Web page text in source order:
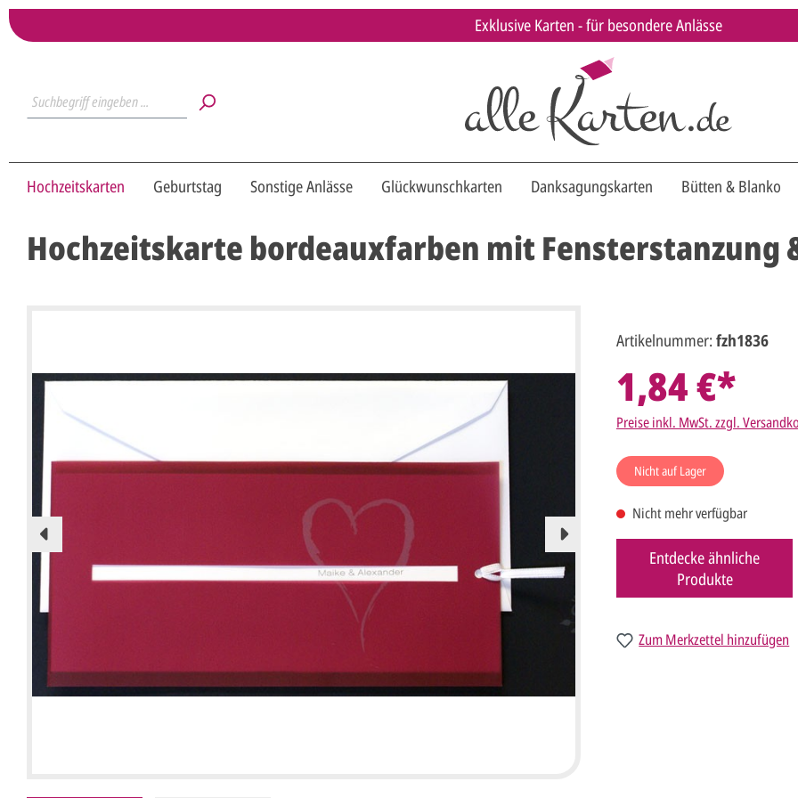
Exklusive Karten - für besondere Anlässe
Hochzeitskarten Geburtstag Sonstige Anlässe Glückwunschkarten Danksagungskarten Bütten & Blanko
Hochzeitskarte bordeauxfarben mit Fensterstanzung
1,84 €*
Preise inkl. MwSt. zzgl.
Nicht auf Lager
Nicht mehr verfügbar
Entdecke ähnliche
Produkte
Zum Merkzettel hinzufügen
Artikelnummer:fzh1836